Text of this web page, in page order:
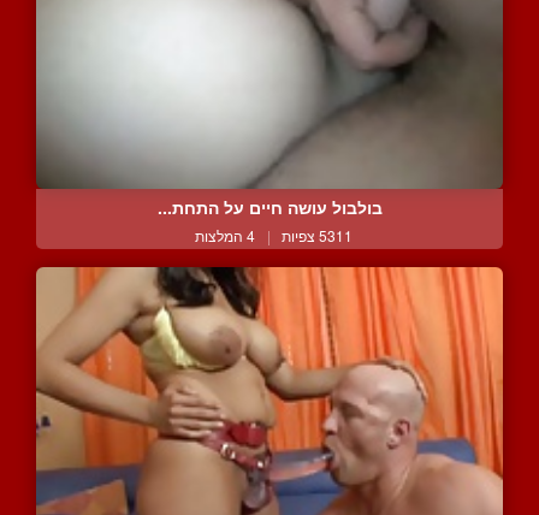
בולבול עושה חיים על התחת...
5311 צפיות | 4 המלצות